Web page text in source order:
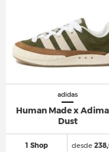
adidas
Human Made x
Dust
1 Shop desde